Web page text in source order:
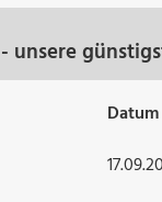
unsere
Datum